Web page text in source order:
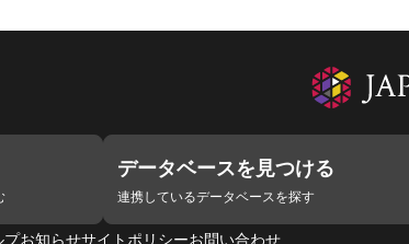
データベースを見つける
連携しているデータベースを探す
プお知らせサイトポリシーお問い合わせ